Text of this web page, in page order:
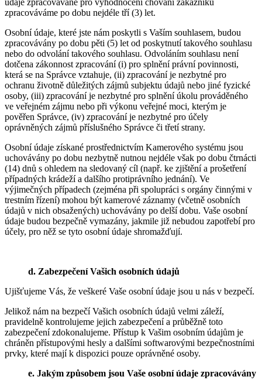
zpracováváme po dobu nejdéle tří (3) let.
Osobní údaje, které jste nám poskytli s Vaším souhlasem, budou
zpracovávány po dobu pěti (5) let od poskytnutí takového souhlasu
nebo do odvolání takového souhlasu. Odvoláním souhlasu není
dotčena zákonnost zpracování (i) pro splnění právní povinnosti,
která se na Správce vztahuje, (ii) zpracování je nezbytné pro
ochranu životně důležitých zájmů subjektu údajů nebo jiné fyzické
osoby, (iii) zpracování je nezbytné pro splnění úkolu prováděného
ve veřejném zájmu nebo při výkonu veřejné moci, kterým je
pověřen Správce, (iv) zpracování je nezbytné pro účely
oprávněných zájmů příslušného Správce či třetí strany.
Osobní údaje získané prostřednictvím Kamerového systému jsou
uchovávány po dobu nezbytně nutnou nejdéle však po dobu čtrnácti
(14) dnů s ohledem na sledovaný cíl (např. ke zjištění a prošetření
případných krádeží a dalšího protiprávního jednání). Ve
výjimečných případech (zejména při spolupráci s orgány činnými v
trestním řízení) mohou být kamerové záznamy (včetně osobních
údajů v nich obsažených) uchovávány po delší dobu. Vaše osobní
údaje budou bezpečně vymazány, jakmile již nebudou zapotřebí pro
účely, pro něž se tyto osobní údaje shromažďují.
d. Zabezpečení Vašich osobních údajů
Ujišťujeme Vás, že veškeré Vaše osobní údaje jsou u nás v bezpečí.
Jelikož nám na bezpečí Vašich osobních údajů velmi záleží,
pravidelně kontrolujeme jejich zabezpečení a průběžně toto
zabezpečení zdokonalujeme. Přístup k Vašim osobním údajům je
chráněn přístupovými hesly a dalšími softwarovými bezpečnostními
prvky, které mají k dispozici pouze oprávněné osoby.
e. Jakým způsobem jsou Vaše osobní údaje zpracovávány